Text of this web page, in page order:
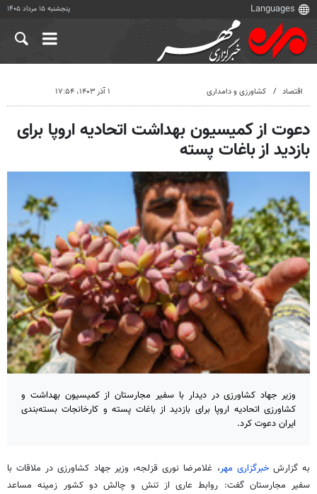
پنجشنبه ۱۵ مرداد ۱۴۰۵
اقتصاد کشاورزی و دامداری ۱ آذر ۱۴۰۳، ۱۷:۵۴
دعوت از کمیسیون بهداشت اتحادیه اروپا برای
بازدید از باغات پسته
وزیر جهاد کشاورزی در دیدار با سفیر مجارستان از کمیسیون بهداشت و
کشاورزی اتحادیه اروپا برای بازدید از باغات پسته و کارخانجات بسته‌بندی
ایران دعوت کرد.
به گزارشخبرگزاری مهر، غلامرضا نوری قزلجه، وزیر جهاد کشاورزی در ملاقات با
سفیر مجارستان گفت: روابط عاری از تنش و چالش دو کشور زمینه مساعد